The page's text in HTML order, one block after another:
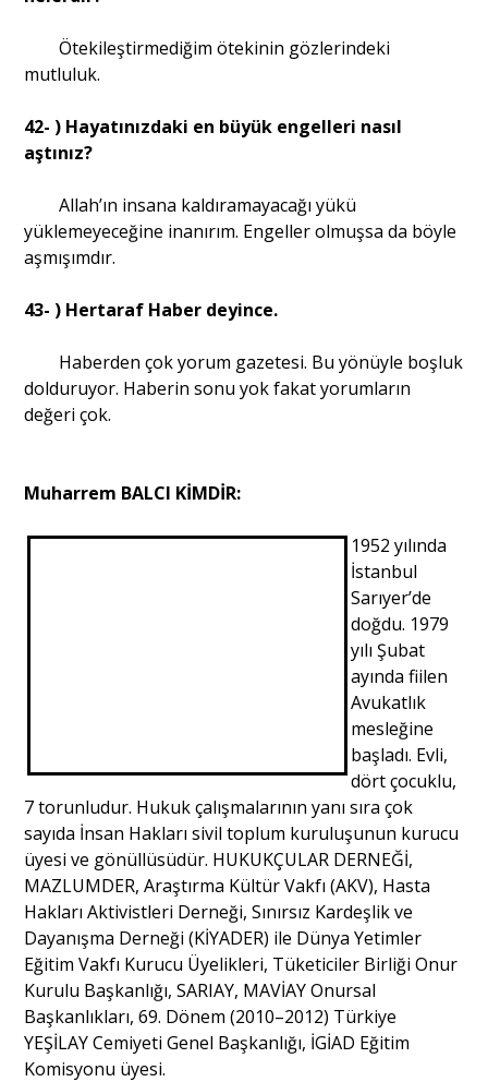
Ötekileştirmediğim ötekinin gözlerindeki
mutluluk.
42- ) Hayatınızdaki en büyük engelleri nasıl
aştınız?
Allah’ın insana kaldıramayacağı yükü
yüklemeyeceğine inanırım. Engeller olmuşsa da böyle
aşmışımdır.
43- ) Hertaraf Haber deyince.
Haberden çok yorum gazetesi. Bu yönüyle boşluk
dolduruyor. Haberin sonu yok fakat yorumların
değeri çok.
Muharrem BALCI KİMDİR:
1952 yılında
İstanbul
Sarıyer’de
doğdu. 1979
yılı Şubat
ayında fiilen
Avukatlık
mesleğine
başladı. Evli,
dört çocuklu,
7 torunludur. Hukuk çalışmalarının yanı sıra çok
sayıda İnsan Hakları sivil toplum kuruluşunun kurucu
üyesi ve gönüllüsüdür. HUKUKÇULAR DERNEĞİ,
MAZLUMDER, Araştırma Kültür Vakfı (AKV), Hasta
Hakları Aktivistleri Derneği, Sınırsız Kardeşlik ve
Dayanışma Derneği (KİYADER) ile Dünya Yetimler
Eğitim Vakfı Kurucu Üyelikleri, Tüketiciler Birliği Onur
Kurulu Başkanlığı, SARIAY, MAVİAY Onursal
Başkanlıkları, 69. Dönem (2010–2012) Türkiye
YEŞİLAY Cemiyeti Genel Başkanlığı, İGİAD Eğitim
Komisyonu üyesi.